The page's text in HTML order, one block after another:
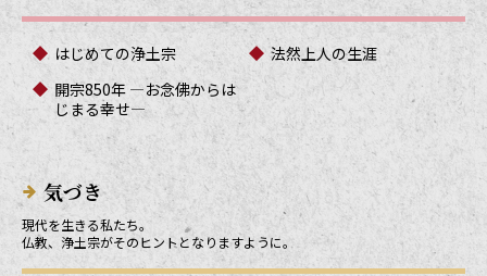
はじめての浄土宗
法然上人の生涯
開宗850年 ―お念佛からは
じまる幸せ―
気づき
現代を生きる私たち。
仏教、浄土宗がそのヒントとなりますように。